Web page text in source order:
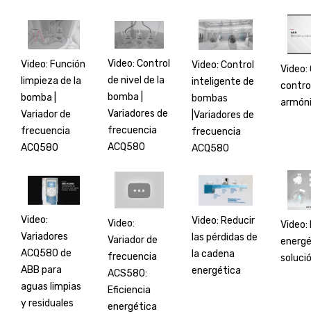
Video: Función
limpieza de la
bomba |
Variador de
frecuencia
ACQ580
Video: Control
de nivel de la
bomba |
Variadores de
frecuencia
ACQ580
Video: Control
inteligente de
bombas
|Variadores de
frecuencia
ACQ580
Video:
Video:
Variadores
ACQ580 de
ABB para
aguas limpias
y residuales
Video:
Variador de
frecuencia
ACS580:
Eficiencia
energética
Video: Reducir
las pérdidas de
la cadena
energética
Video: